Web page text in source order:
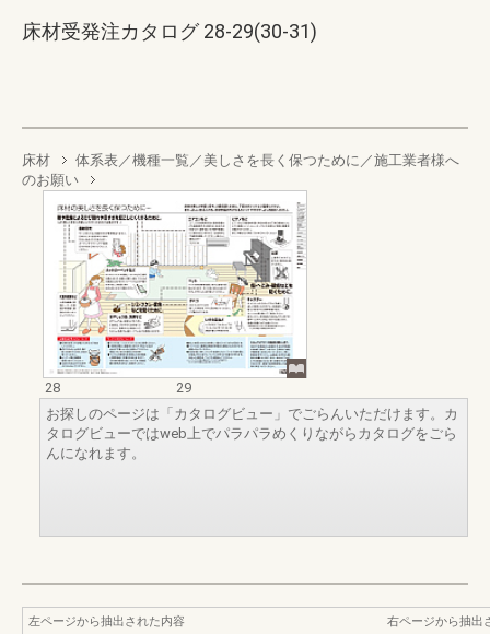
床材受発注カタログ 28-29(30-31)
床材
体系表／機種一覧／美しさを長く保つために／施工業者様へ
のお願い
28
29
お探しのページは「カタログビュー」でごらんいただけます。カ
タログビューではweb上でパラパラめくりながらカタログをごら
んになれます。
左ページから抽出された内容
右ページから抽出